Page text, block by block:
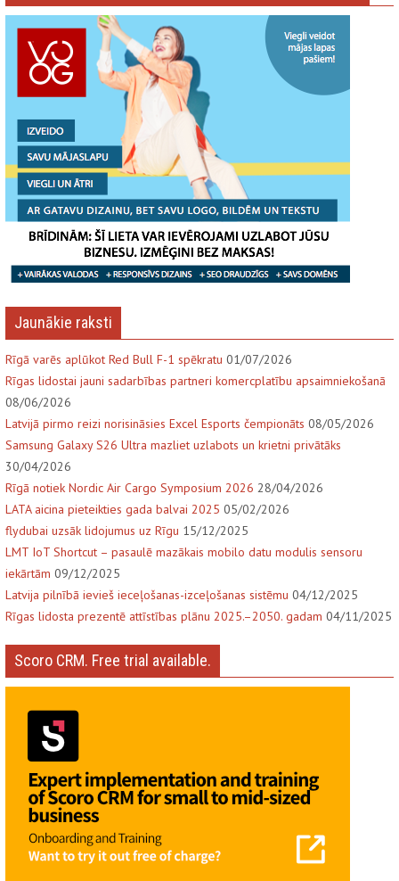
Jaunākie raksti
Rīgā varēs aplūkot Red Bull F-1 spēkratu 01/07/2026
Rīgas lidostai jauni sadarbības partneri komercplatību apsaimniekošanā
08/06/2026
Latvijā pirmo reizi norisināsies Excel Esports čempionāts 08/05/2026
Samsung Galaxy S26 Ultra mazliet uzlabots un krietni privātāks
30/04/2026
Rīgā notiek Nordic Air Cargo Symposium 2026 28/04/2026
LATA aicina pieteikties gada balvai 2025 05/02/2026
flydubai uzsāk lidojumus uz Rīgu 15/12/2025
LMT IoT Shortcut – pasaulē mazākais mobilo datu modulis sensoru
iekārtām 09/12/2025
Latvija pilnībā ievieš ieceļošanas-izceļošanas sistēmu 04/12/2025
Rīgas lidosta prezentē attīstības plānu 2025.–2050. gadam 04/11/2025
Scoro CRM. Free trial available.